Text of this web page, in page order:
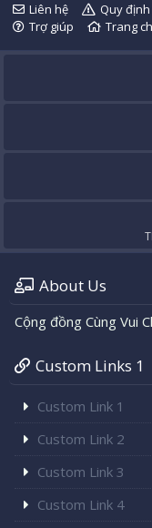
Liên hệ Quy
Trợ giúp
Trang
About Us
Cộng đồng Cùng Vui
Custom Links 1
Custom Link 1
Custom Link 2
Custom Link 3
Custom Link 4